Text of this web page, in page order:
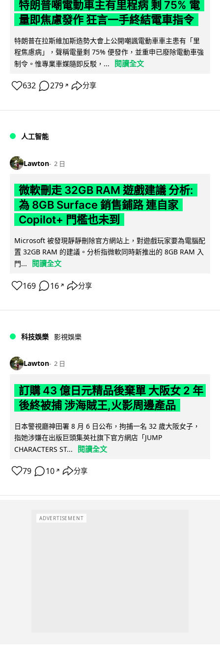
特朗普嘲電動車主有里程病 剩 75% 電
量即焦慮發作 狂言一手終結電車指令
特朗普在拉斯維加斯造勢大會上公開嘲諷電動車車主患有「里
程焦慮病」，聲稱電量剩 75% 便發作，並重申已廢除電動車強
制令。惟專業車媒隨即反駁，...
閱讀全文
632 279 ↗ 分享
人工智能
Lawton 2 日
微軟刪走 32GB RAM 遊戲建議 分析:
為 8GB Surface 銷售鋪路 連自家
Copilot+ 門檻也未到
Microsoft 被發現靜靜刪除官方網站上，對遊戲玩家要為電腦配
置 32GB RAM 的建議。分析指微軟同時新推出的 8GB RAM 入
門...
閱讀全文
169 16 ↗ 分享
科技娛樂 影視娛樂
Lawton 2 日
訂購 43 億日元精品後棄單 大阪女 2 年
後終被捕 涉海賊王,火影周邊產品
日本警視廳神田署 8 月 6 日公布，拘捕一名 32 歲大阪女子，
指她涉嫌在出版巨頭集英社旗下官方網店「JUMP
CHARACTERS ST...
閱讀全文
79 10 ↗ 分享
ADVERTISEMENT